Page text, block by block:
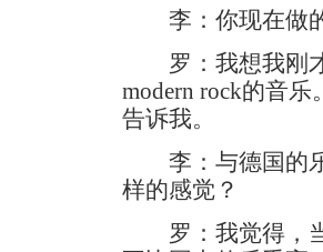
李：你现在做的
罗：我想我刚才
modern rock的音
告诉我。
李：与德国的乐
样的感觉？
罗：我觉得，当